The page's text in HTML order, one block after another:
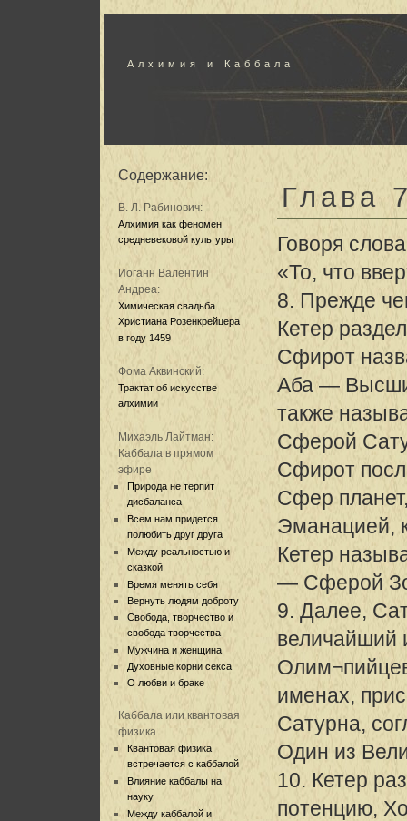
Алхимия и Каббала
Содержание:
В. Л. Рабинович:
Алхимия как феномен
средневековой культуры
Иоганн Валентин
Андреа:
Химическая свадьба
Христиана Розенкрейцера
в году 1459
Фома Аквинский:
Трактат об искусстве
алхимии
Михаэль Лайтман:
Каббала в прямом
эфире
Природа не терпит
дисбаланса
Всем нам придется
полюбить друг друга
Между реальностью и
сказкой
Время менять себя
Вернуть людям доброту
Свобода, творчество и
свобода творчества
Мужчина и женщина
Духовные корни секса
О любви и браке
Каббала или квантовая
физика
Квантовая физика
встречается с каббалой
Влияние каббалы на
науку
Между каббалой и
Глава
Говоря
«То, что
8. Прежде
Кетер
Сфирот
Аба —
также
Сферой
Сфирот
Сфер
Эманацией,
Кетер
— Сферой
9. Далее,
величайший
именах,
Сатурна,
Один из
10. Кетер
потенцию,